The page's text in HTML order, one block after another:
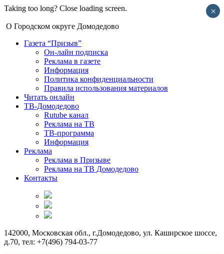
Taking too long? Close loading screen.
О Городском округе Домодедово
Газета “Призыв”
Он-лайн подписка
Реклама в газете
Информация
Политика конфиденциальности
Правила использования материалов
Читать онлайн
ТВ-Домодедово
Rutube канал
Реклама на ТВ
ТВ-программа
Информация
Реклама
Реклама в Призыве
Реклама на ТВ Домодедово
Контакты
142000, Московская обл., г.Домодедово, ул. Каширское шоссе,
д.70, тел: +7(496) 794-03-77
×